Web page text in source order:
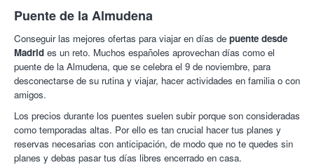
Puente de la Almudena
Conseguir las mejores ofertas para viajar en días de puente desde
Madrid es un reto. Muchos españoles aprovechan días como el
puente de la Almudena, que se celebra el 9 de noviembre, para
desconectarse de su rutina y viajar, hacer actividades en familia o con
amigos.
Los precios durante los puentes suelen subir porque son consideradas
como temporadas altas. Por ello es tan crucial hacer tus planes y
reservas necesarias con anticipación, de modo que no te quedes sin
planes y debas pasar tus días libres encerrado en casa.